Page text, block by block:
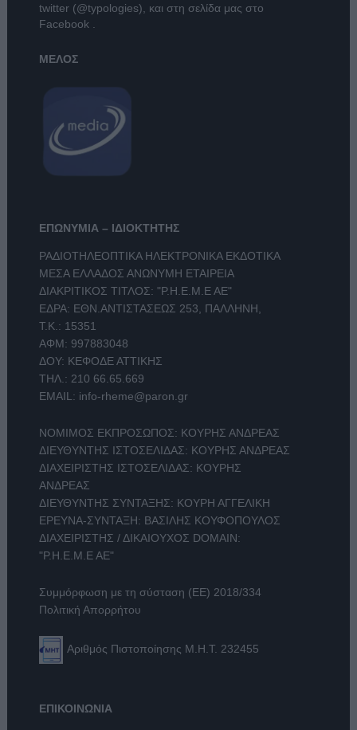
twitter (@typologies), και στη σελίδα μας στο
Facebook .
ΜΕΛΟΣ
ΕΠΩΝΥΜΙΑ – ΙΔΙΟΚΤΗΤΗΣ
ΡΑΔΙΟΤΗΛΕΟΠΤΙΚΑ ΗΛΕΚΤΡΟΝΙΚΑ ΕΚΔΟΤΙΚΑ
ΜΕΣΑ ΕΛΛΑΔΟΣ ΑΝΩΝΥΜΗ ΕΤΑΙΡΕΙΑ
ΔΙΑΚΡΙΤΙΚΟΣ ΤΙΤΛΟΣ: "Ρ.Η.Ε.Μ.Ε ΑΕ"
ΕΔΡΑ: ΕΘΝ.ΑΝΤΙΣΤΑΣΕΩΣ 253, ΠΑΛΛΗΝΗ,
Τ.Κ.: 15351
ΑΦΜ: 997883048
ΔΟΥ: ΚΕΦΟΔΕ ΑΤΤΙΚΗΣ
ΤΗΛ.: 210 66.65.669
EMAIL: info-rheme@paron.gr
ΝΟΜΙΜΟΣ ΕΚΠΡΟΣΩΠΟΣ: ΚΟΥΡΗΣ ΑΝΔΡΕΑΣ
ΔΙΕΥΘΥΝΤΗΣ ΙΣΤΟΣΕΛΙΔΑΣ: ΚΟΥΡΗΣ ΑΝΔΡΕΑΣ
ΔΙΑΧΕΙΡΙΣΤΗΣ ΙΣΤΟΣΕΛΙΔΑΣ: ΚΟΥΡΗΣ
ΑΝΔΡΕΑΣ
ΔΙΕΥΘΥΝΤΗΣ ΣΥΝΤΑΞΗΣ: ΚΟΥΡΗ ΑΓΓΕΛΙΚΗ
ΕΡΕΥΝΑ-ΣΥΝΤΑΞΗ: ΒΑΣΙΛΗΣ ΚΟΥΦΟΠΟΥΛΟΣ
ΔΙΑΧΕΙΡΙΣΤΗΣ / ΔΙΚΑΙΟΥΧΟΣ DOMAIN:
"Ρ.Η.Ε.Μ.Ε ΑΕ"
Συμμόρφωση με τη σύσταση (ΕΕ) 2018/334
Πολιτική Απορρήτου
Αριθμός Πιστοποίησης Μ.Η.Τ. 232455
ΕΠΙΚΟΙΝΩΝΙΑ